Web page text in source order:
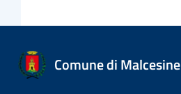
Comune di Malcesine